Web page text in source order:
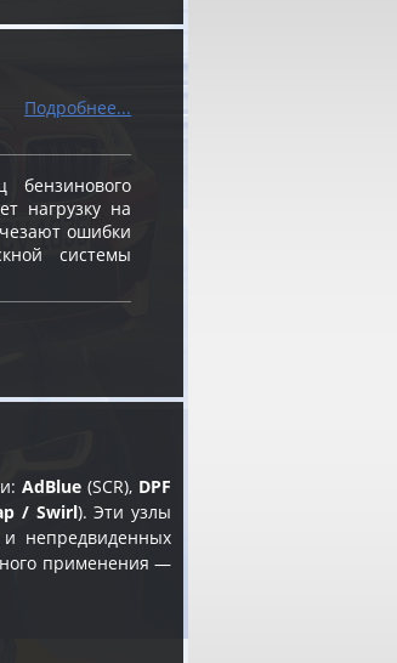
Подробнее...
бензинового
нагрузку на
ошибки
системы
AdBlue (SCR), DPF
/ Swirl). Эти узлы
непредвиденных
применения —